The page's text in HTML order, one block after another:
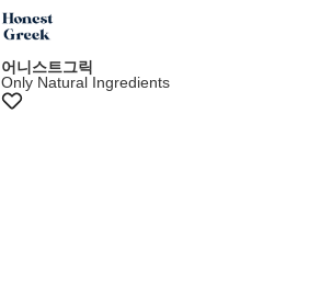
어니스트그릭
Only Natural Ingredients